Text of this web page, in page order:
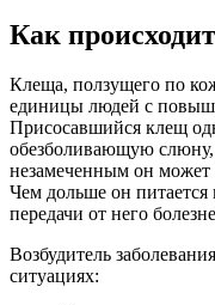
Как
Клеща, ползущего по
единицы людей с
Присосавшийся клещ
обезболивающую слюну,
незамеченным он может
Чем дольше он питается
передачи от него
Возбудитель
ситуациях: